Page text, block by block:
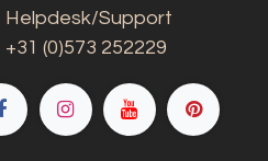
Helpdesk/Support
+31 (0)573 252229